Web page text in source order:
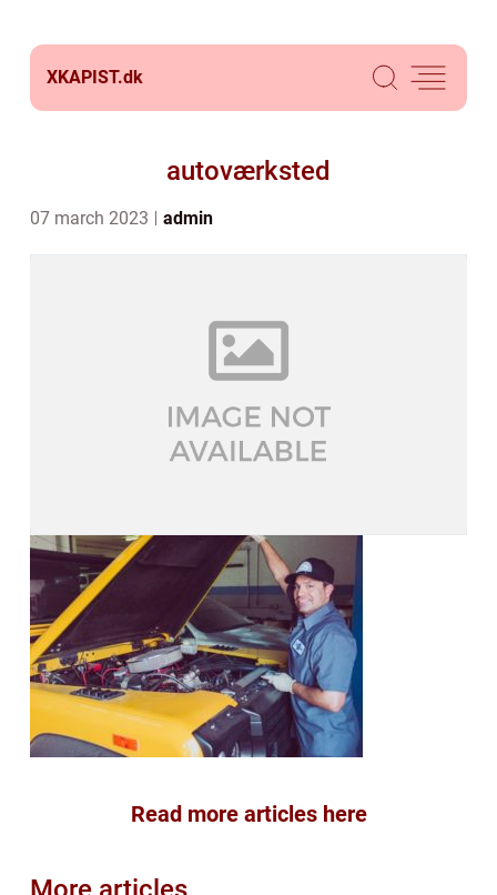
XKAPIST.dk
autoværksted
07 march 2023 admin
Read more articles here